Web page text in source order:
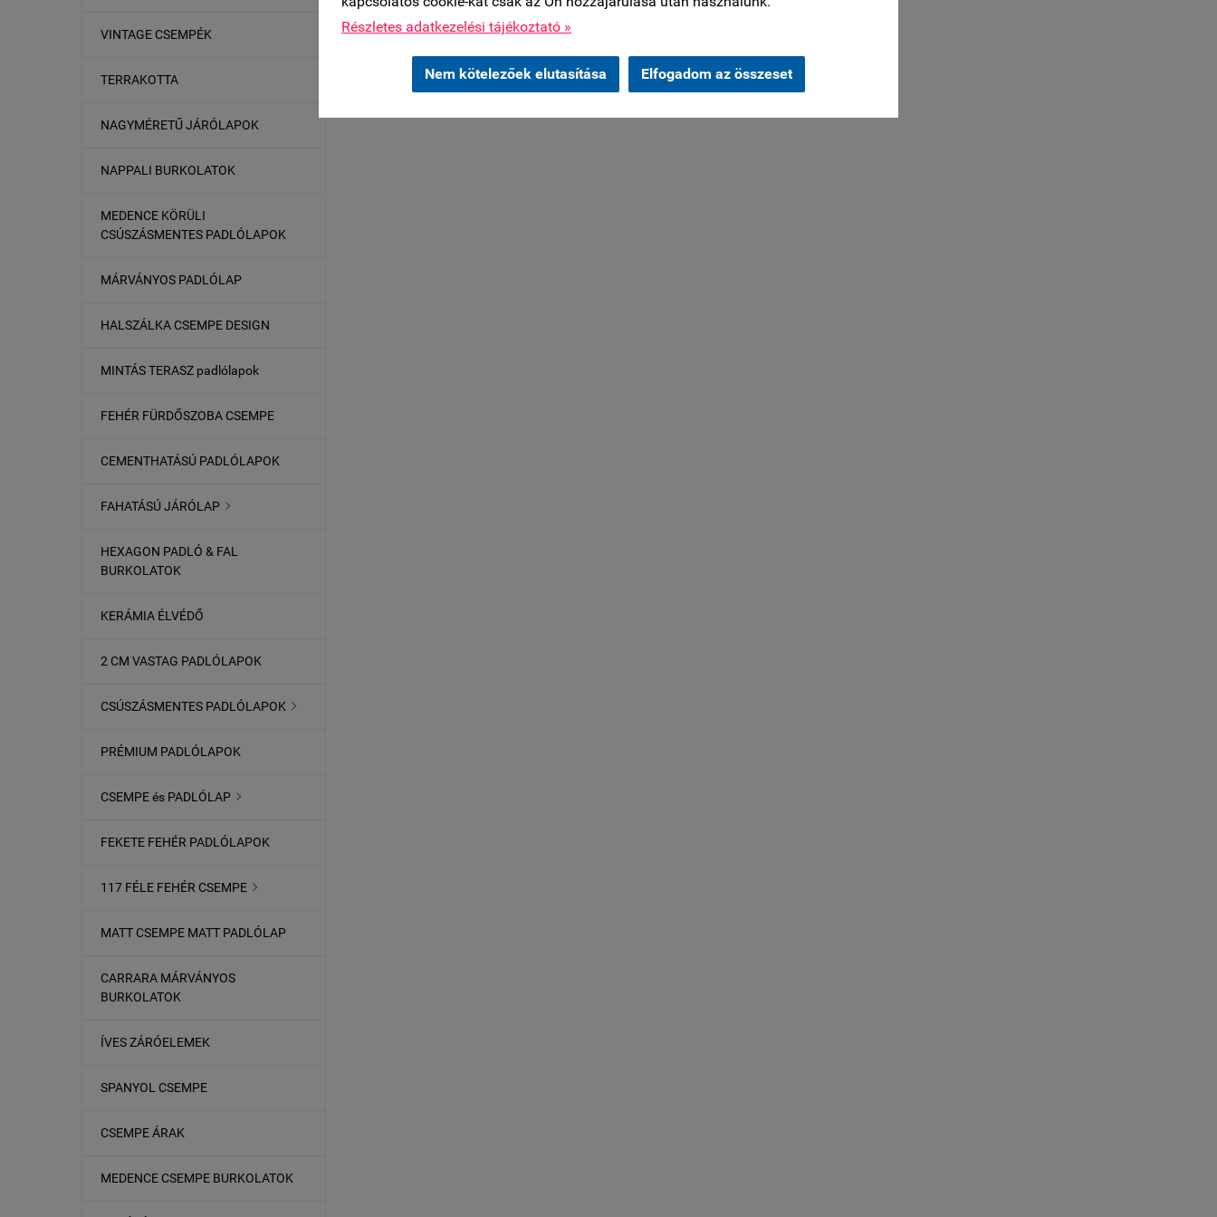
Részletes adatkezelési tájékoztató »
Nem kötelezőek elutasítása Elfogadom az összeset
VINTAGE CSEMPÉK
TERRAKOTTA
NAGYMÉRETŰ JÁRÓLAPOK
NAPPALI BURKOLATOK
MEDENCE KÖRÜLI
CSÚSZÁSMENTES PADLÓLAPOK
MÁRVÁNYOS PADLÓLAP
HALSZÁLKA CSEMPE DESIGN
MINTÁS TERASZ padlólapok
FEHÉR FÜRDŐSZOBA CSEMPE
CEMENTHATÁSÚ PADLÓLAPOK
FAHATÁSÚ JÁRÓLAP 
HEXAGON PADLÓ & FAL
BURKOLATOK
KERÁMIA ÉLVÉDŐ
2 CM VASTAG PADLÓLAPOK
CSÚSZÁSMENTES PADLÓLAPOK 
PRÉMIUM PADLÓLAPOK
CSEMPE és PADLÓLAP 
FEKETE FEHÉR PADLÓLAPOK
117 FÉLE FEHÉR CSEMPE 
MATT CSEMPE MATT PADLÓLAP
CARRARA MÁRVÁNYOS
BURKOLATOK
ÍVES ZÁRÓELEMEK
SPANYOL CSEMPE
CSEMPE ÁRAK
MEDENCE CSEMPE BURKOLATOK